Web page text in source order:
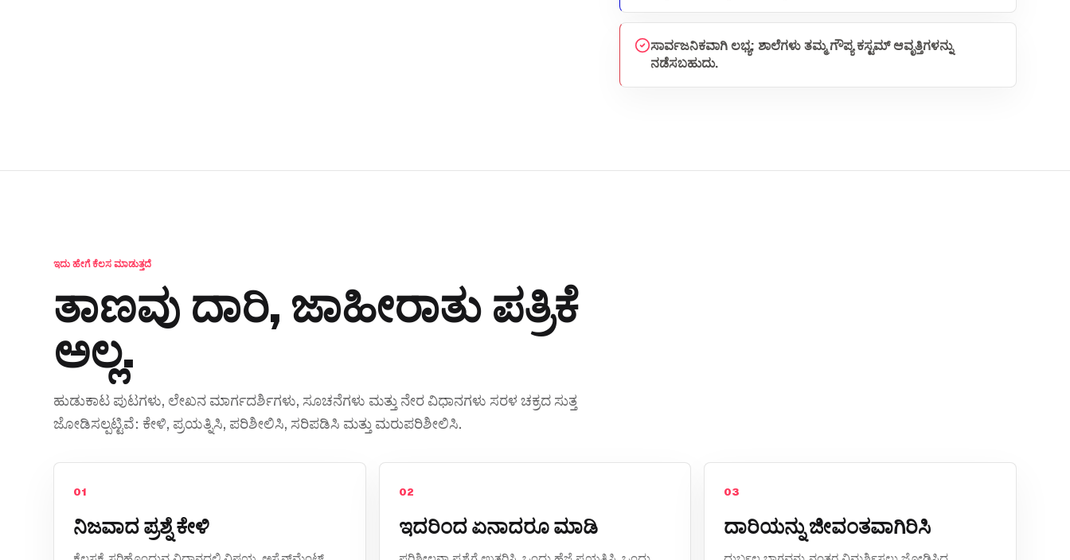
ಸಾರ್ವಜನಿಕವಾಗಿ ಲಭ್ಯ; ಶಾಲೆಗಳು ತಮ್ಮ ಗೌಪ್ಯ ಕಸ್ಟಮ್ ಆವೃತ್ತಿಗಳನ್ನು
ನಡೆಸಬಹುದು.
ಇದು ಹೇಗೆ ಕೆಲಸ ಮಾಡುತ್ತದೆ
ತಾಣವು ದಾರಿ, ಜಾಹೀರಾತು ಪತ್ರಿಕೆ
ಅಲ್ಲ.
ಹುಡುಕಾಟ ಪುಟಗಳು, ಲೇಖನ ಮಾರ್ಗದರ್ಶಿಗಳು, ಸೂಚನೆಗಳು ಮತ್ತು ನೇರ ವಿಧಾನಗಳು ಸರಳ ಚಕ್ರದ ಸುತ್ತ
ಜೋಡಿಸಲ್ಪಟ್ಟಿವೆ: ಕೇಳಿ, ಪ್ರಯತ್ನಿಸಿ, ಪರಿಶೀಲಿಸಿ, ಸರಿಪಡಿಸಿ ಮತ್ತು ಮರುಪರಿಶೀಲಿಸಿ.
01
ನಿಜವಾದ ಪ್ರಶ್ನೆ ಕೇಳಿ
02
ಇದರಿಂದ ಏನಾದರೂ ಮಾಡಿ
03
ದಾರಿಯನ್ನು ಜೀವಂತವಾಗಿರಿಸಿ